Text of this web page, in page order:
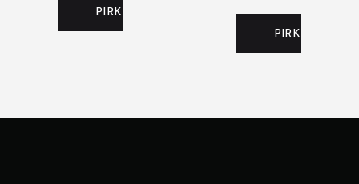
PIRKTI DABAR
PIRKTI DABAR